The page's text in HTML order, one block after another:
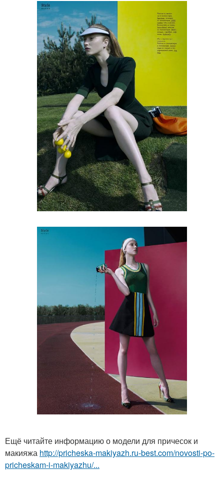
Ещё читайте информацию о модели для причесок и
макияжа http://pricheska-makiyazh.ru-best.com/novosti-po-
pricheskam-i-makiyazhu/...